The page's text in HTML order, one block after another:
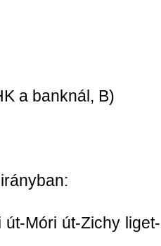
a banknál, B)
Móri út-Zichy